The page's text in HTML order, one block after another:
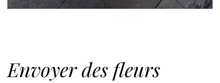
Envoyer des fleurs